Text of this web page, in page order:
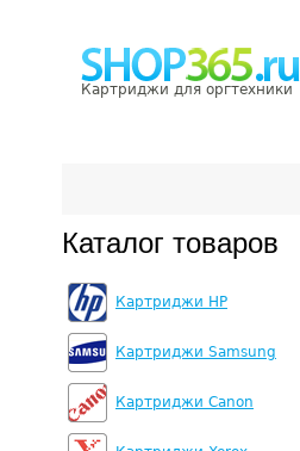
Картриджи для оргтехники
Каталог товаров
Картриджи HP
Картриджи Samsung
Картриджи Canon